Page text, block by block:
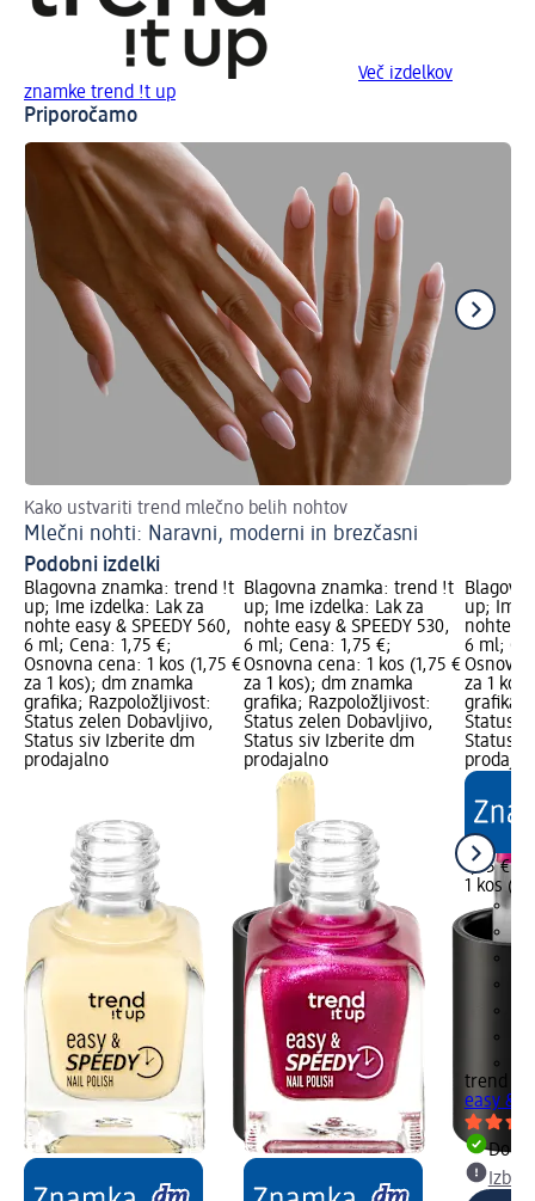
Več izdelkov
znamke trend !t up
Priporočamo
Kako ustvariti trend mlečno belih nohtov
Mlečni nohti: Naravni, moderni in brezčasni
Podobni izdelki
Blagovna znamka: trend !t
up; Ime izdelka: Lak za
nohte easy & SPEEDY 560,
6 ml; Cena: 1,75 €;
Osnovna cena: 1 kos (1,75 €
za 1 kos); dm znamka
grafika; Razpoložljivost:
Status zelen Dobavljivo,
Status siv Izberite dm
prodajalno
Blagovna znamka: trend !t
up; Ime izdelka: Lak za
nohte easy & SPEEDY 530,
6 ml; Cena: 1,75 €;
Osnovna cena: 1 kos (1,75 €
za 1 kos); dm znamka
grafika; Razpoložljivost:
Status zelen Dobavljivo,
Status siv Izberite dm
prodajalno
up; Ime
nohte
6 ml;
za 1
grafika;
Status
Status
1,75 €
1 kos
trend !t
easy &